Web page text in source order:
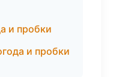
и пробки
и пробки